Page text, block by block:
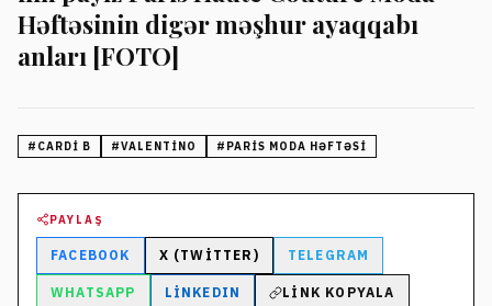
Həftəsinin digər məşhur ayaqqabı
anları [FOTO]
# CARDI B #VALENTINO # PARIS MODA HƏFTƏSI
PAYLAŞ
FACEBOOK X (TWITTER) TELEGRAM
WHATSAPP LINKEDIN LINK KOPYALA